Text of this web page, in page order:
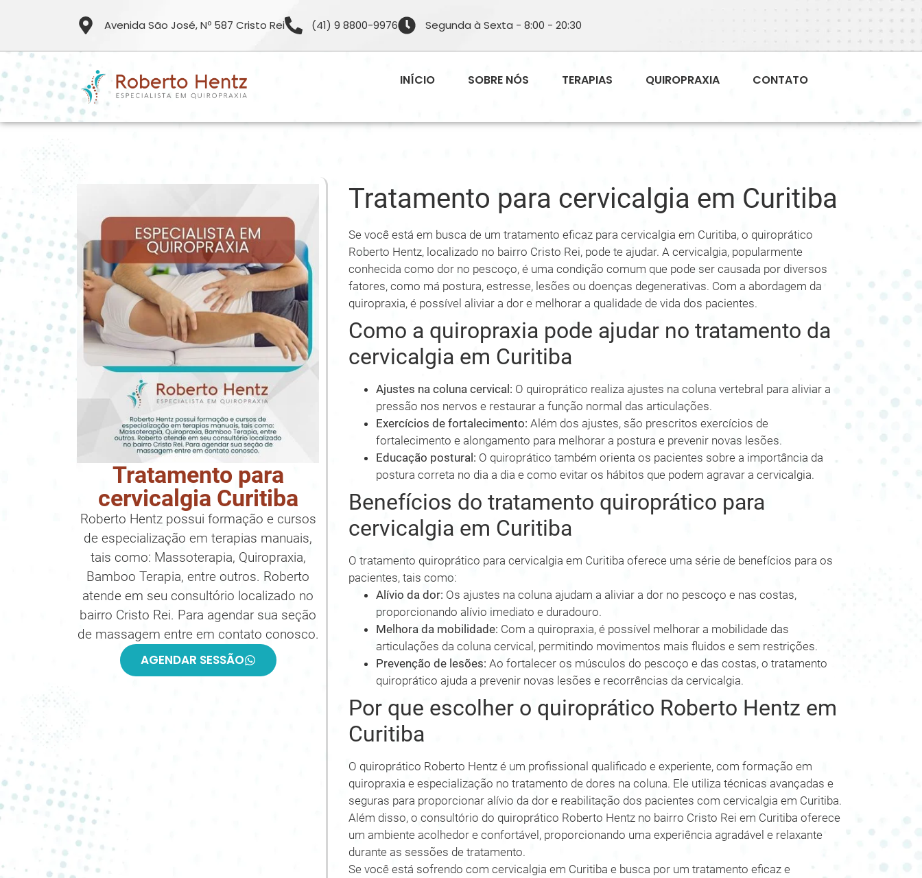
Avenida São José, Nº 587 Cristo Rei (41) 9 8800-9976 Segunda à Sexta - 8:00 - 20:30
INÍCIO SOBRE NÓS TERAPIAS QUIROPRAXIA CONTATO
Tratamento para
cervicalgia Curitiba
Roberto Hentz possui formação e cursos
de especialização em terapias manuais,
tais como: Massoterapia, Quiropraxia,
Bamboo Terapia, entre outros. Roberto
atende em seu consultório localizado no
bairro Cristo Rei. Para agendar sua seção
de massagem entre em contato conosco.
AGENDAR SESSÃO
Tratamento para cervicalgia em Curitiba
Se você está em busca de um tratamento eficaz para cervicalgia em Curitiba, o quiroprático
Roberto Hentz, localizado no bairro Cristo Rei, pode te ajudar. A cervicalgia, popularmente
conhecida como dor no pescoço, é uma condição comum que pode ser causada por diversos
fatores, como má postura, estresse, lesões ou doenças degenerativas. Com a abordagem da
quiropraxia, é possível aliviar a dor e melhorar a qualidade de vida dos pacientes.
Como a quiropraxia pode ajudar no tratamento da
cervicalgia em Curitiba
Ajustes na coluna cervical: O quiroprático realiza ajustes na coluna vertebral para aliviar a
pressão nos nervos e restaurar a função normal das articulações.
Exercícios de fortalecimento: Além dos ajustes, são prescritos exercícios de
fortalecimento e alongamento para melhorar a postura e prevenir novas lesões.
Educação postural: O quiroprático também orienta os pacientes sobre a importância da
postura correta no dia a dia e como evitar os hábitos que podem agravar a cervicalgia.
Benefícios do tratamento quiroprático para
cervicalgia em Curitiba
O tratamento quiroprático para cervicalgia em Curitiba oferece uma série de benefícios para os
pacientes, tais como:
Alívio da dor: Os ajustes na coluna ajudam a aliviar a dor no pescoço e nas costas,
proporcionando alívio imediato e duradouro.
Melhora da mobilidade: Com a quiropraxia, é possível melhorar a mobilidade das
articulações da coluna cervical, permitindo movimentos mais fluidos e sem restrições.
Prevenção de lesões: Ao fortalecer os músculos do pescoço e das costas, o tratamento
quiroprático ajuda a prevenir novas lesões e recorrências da cervicalgia.
Por que escolher o quiroprático Roberto Hentz em
Curitiba
O quiroprático Roberto Hentz é um profissional qualificado e experiente, com formação em
quiropraxia e especialização no tratamento de dores na coluna. Ele utiliza técnicas avançadas e
seguras para proporcionar alívio da dor e reabilitação dos pacientes com cervicalgia em Curitiba.
Além disso, o consultório do quiroprático Roberto Hentz no bairro Cristo Rei em Curitiba oferece
um ambiente acolhedor e confortável, proporcionando uma experiência agradável e relaxante
durante as sessões de tratamento.
Se você está sofrendo com cervicalgia em Curitiba e busca por um tratamento eficaz e